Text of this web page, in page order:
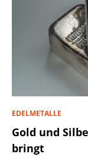
EDELMETALLE
Gold und
bringt